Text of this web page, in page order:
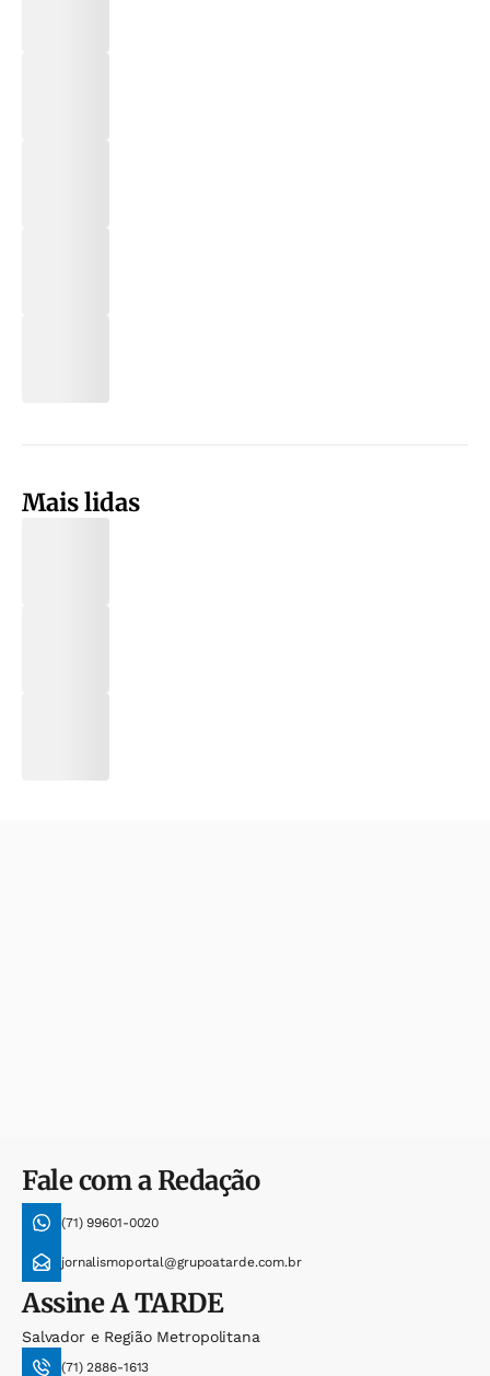
Mais lidas
Fale com a Redação
(71) 99601-0020
jornalismoportal@grupoatarde.com.br
AssineA TARDE
Salvador e Região Metropolitana
(71) 2886-1613